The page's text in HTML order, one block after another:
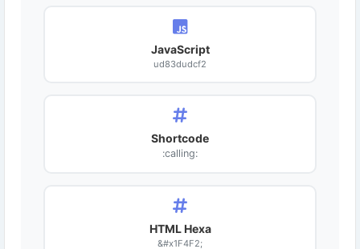
JavaScript
ud83dudcf2
Shortcode
:calling:
HTML Hexa
&#x1F4F2;